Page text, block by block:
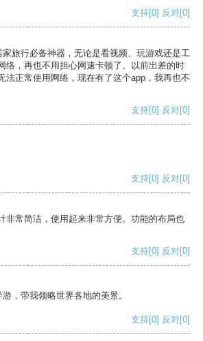
支持[0] 反对[0]
旅行必备神器，无论是看视频、玩游戏还是工
络，再也不用担心网速卡顿了。以前出差的时
法正常使用网络，现在有了这个app，我再也不
支持[0] 反对[0]
支持[0] 反对[0]
非常简洁，使用起来非常方便。功能的布局也
支持[0] 反对[0]
，带我领略世界各地的美景。
支持[0] 反对[0]